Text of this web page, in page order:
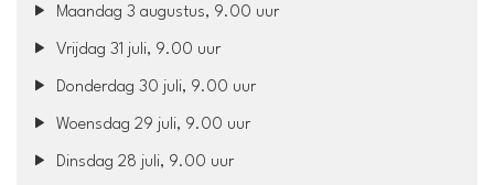
Maandag 3 augustus, 9.00 uur
Vrijdag 31 juli, 9.00 uur
Donderdag 30 juli, 9.00 uur
Woensdag 29 juli, 9.00 uur
Dinsdag 28 juli, 9.00 uur